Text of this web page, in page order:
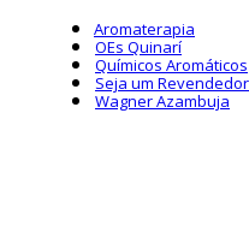
Aromaterapia
OEs Quinarí
Químicos Aromáticos
Seja um Revendedor
Wagner Azambuja